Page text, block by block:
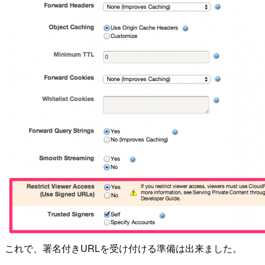
これで、署名付きURLを受け付ける準備は出来ました。